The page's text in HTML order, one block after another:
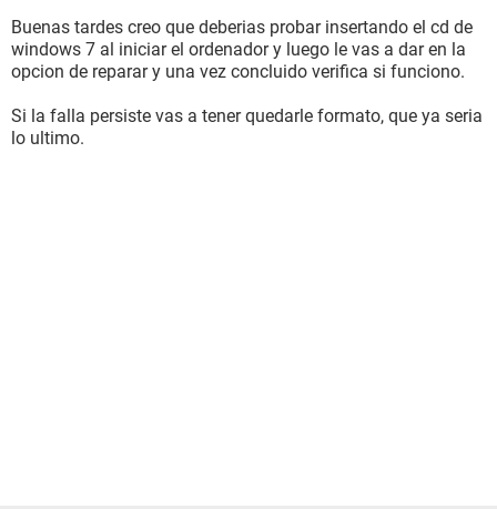
Buenas tardes creo que deberias probar insertando el cd de
windows 7 al iniciar el ordenador y luego le vas a dar en la
opcion de reparar y una vez concluido verifica si funciono.
Si la falla persiste vas a tener quedarle formato, que ya seria
lo ultimo.